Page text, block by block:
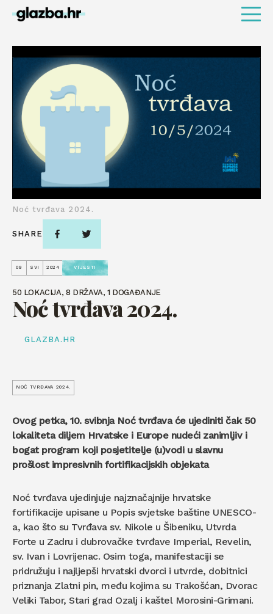
09 SVI 2024 VIJESTI
50 LOKACIJA, 8 DRŽAVA, 1 DOGAĐANJE
Noć tvrđava 2024.
GLAZBA.HR
Noć tvrđava 2024.
SHARE
NOĆ TVRĐAVA 2024.
Ovog petka, 10. svibnja Noć tvrđava će ujediniti čak 50
lokaliteta diljem Hrvatske i Europe nudeći zanimljiv i
bogat program koji posjetitelje (u)vodi u slavnu
prošlost impresivnih fortifikacijskih objekata
Noć tvrđava ujedinjuje najznačajnije hrvatske
fortifikacije upisane u Popis svjetske baštine UNESCO-
a, kao što su Tvrđava sv. Nikole u Šibeniku, Utvrda
Forte u Zadru i dubrovačke tvrđave Imperial, Revelin,
sv. Ivan i Lovrijenac. Osim toga, manifestaciji se
pridružuju i najljepši hrvatski dvorci i utvrde, dobitnici
priznanja Zlatni pin, među kojima su Trakošćan, Dvorac
Veliki Tabor, Stari grad Ozalj i kaštel Morosini-Grimani.